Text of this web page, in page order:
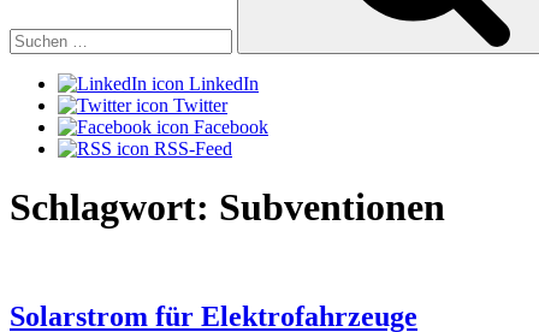
LinkedIn
Twitter
Facebook
RSS-Feed
Schlagwort: Subventionen
Solarstrom für Elektrofahrzeuge